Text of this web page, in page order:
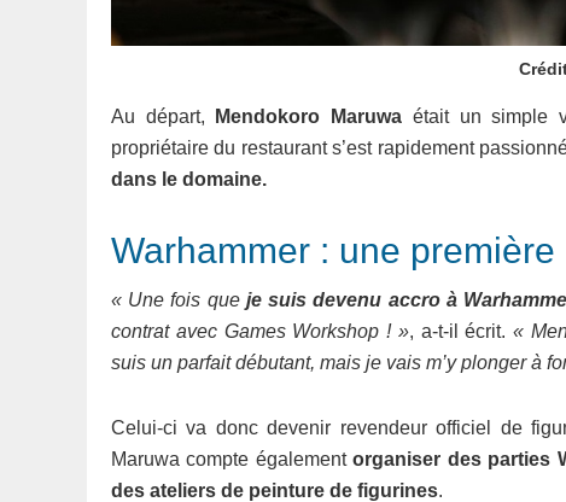
Au départ, Mendokoro Maruwa était un simple
propriétaire du restaurant s’est rapidement
dans le domaine.
Warhammer : une
« Une fois queje suis devenu accro à
contrat avec Games Workshop ! », a-t-il écrit.«
suis un parfait débutant, mais je vais m’y plonger à
Celui-ci va donc devenir revendeur officiel de
Maruwa compte égalementorganiser des parties
des ateliers de peinture de figurines.